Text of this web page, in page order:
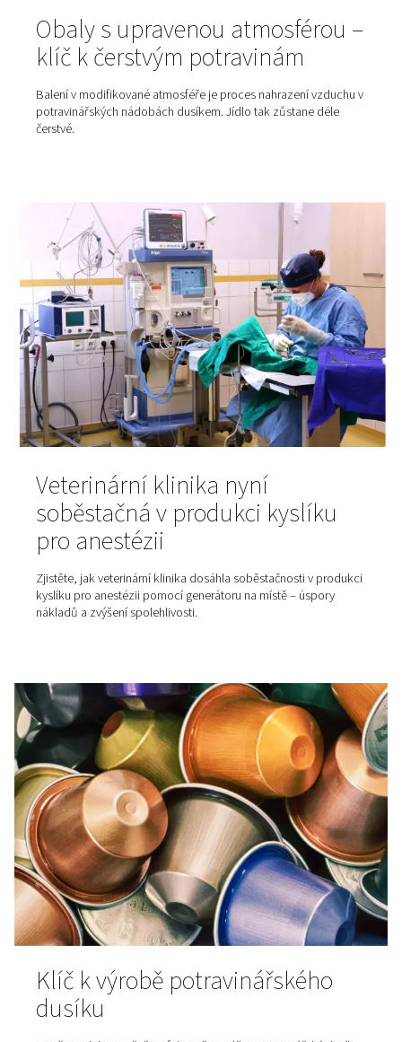
Dusík – neviditelný
Dusík v obalu kávy: klíč k čerstvosti, chuti a delší
Díky pečlivě řízenému dávkování dusíku přímo do
uchovává svou čerstvost, bohaté aroma i plnou chuť
dobu.
Proč je dusík klíčem k
rostlinným alternativám
Jak se vyrábí rostlinné maso? A díky dusíku chutná